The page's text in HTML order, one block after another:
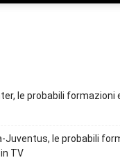
le probabili formazioni
Juventus, le probabili
TV